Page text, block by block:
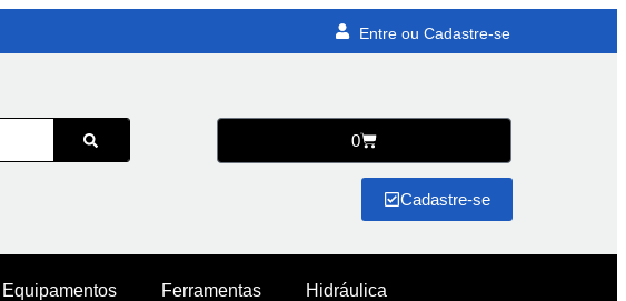
Entre ou Cadastre-se
0
Cadastre-se
Equipamentos Ferramentas Hidráulica